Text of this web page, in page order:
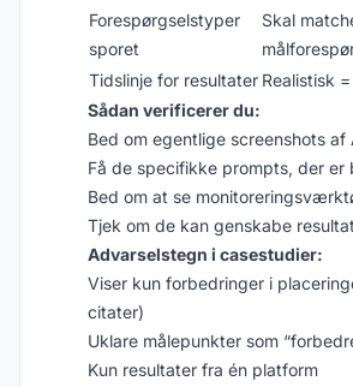
Forespørgselstyper
sporet
Skal
Tidslinje for resultater Realistisk
Sådan verificerer du:
Bed om egentlige screenshots af
Få de specifikke prompts, der er
Bed om at se
Tjek om de kan genskabe
Advarselstegn i casestudier:
Viser kun forbedringer i
citater)
Uklare målepunkter som
Kun resultater fra én platform